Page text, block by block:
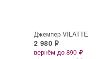
Джемпер VILATTE
2 980 ₽
вернём до 890 ₽